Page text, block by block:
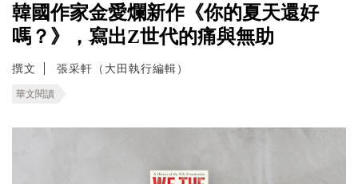
韓國作家金愛爛新作《你的夏天還好
嗎？》，寫出Z世代的痛與無助
撰文 張采軒（大田執行編輯）
華文閱讀